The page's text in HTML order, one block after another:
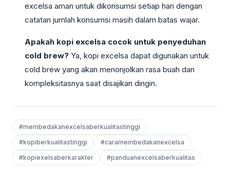
excelsa aman untuk dikonsumsi setiap hari dengan
catatan jumlah konsumsi masih dalam batas wajar.
Apakah kopi excelsa cocok untuk penyeduhan
cold brew? Ya, kopi excelsa dapat digunakan untuk
cold brew yang akan menonjolkan rasa buah dan
kompleksitasnya saat disajikan dingin.
#membedakanexcelsaberkualitastinggi
#kopiberkualitastinggi
#caramembedakanexcelsa
#kopiexelsaberkarakter
#panduanexcelsaberkualitas